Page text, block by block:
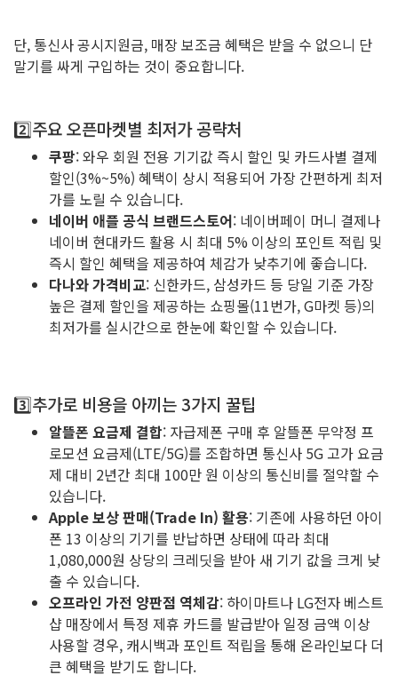
단, 통신사 공시지원금, 매장 보조금 혜택은 받을 수 없으니 단
말기를 싸게 구입하는 것이 중요합니다.
2️⃣주요 오픈마켓별 최저가 공략처
쿠팡: 와우 회원 전용 기기값 즉시 할인 및 카드사별 결제
할인(3%~5%) 혜택이 상시 적용되어 가장 간편하게 최저
가를 노릴 수 있습니다.
네이버 애플 공식 브랜드스토어: 네이버페이 머니 결제나
네이버 현대카드 활용 시 최대 5% 이상의 포인트 적립 및
즉시 할인 혜택을 제공하여 체감가 낮추기에 좋습니다.
다나와 가격비교: 신한카드, 삼성카드 등 당일 기준 가장
높은 결제 할인을 제공하는 쇼핑몰(11번가, G마켓 등)의
최저가를 실시간으로 한눈에 확인할 수 있습니다.
3️⃣추가로 비용을 아끼는 3가지 꿀팁
알뜰폰 요금제 결합: 자급제폰 구매 후 알뜰폰 무약정 프
로모션 요금제(LTE/5G)를 조합하면 통신사 5G 고가 요금
제 대비 2년간 최대 100만 원 이상의 통신비를 절약할 수
있습니다.
Apple 보상 판매(Trade In) 활용: 기존에 사용하던 아이
폰 13 이상의 기기를 반납하면 상태에 따라 최대
1,080,000원 상당의 크레딧을 받아 새 기기 값을 크게 낮
출 수 있습니다.
오프라인 가전 양판점 역체감: 하이마트나 LG전자 베스트
샵 매장에서 특정 제휴 카드를 발급받아 일정 금액 이상
사용할 경우, 캐시백과 포인트 적립을 통해 온라인보다 더
큰 혜택을 받기도 합니다.